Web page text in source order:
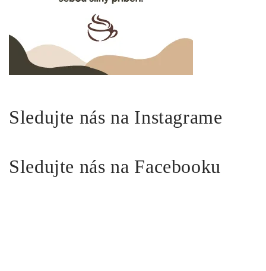
Sledujte nás na Instagrame
Sledujte nás na Facebooku